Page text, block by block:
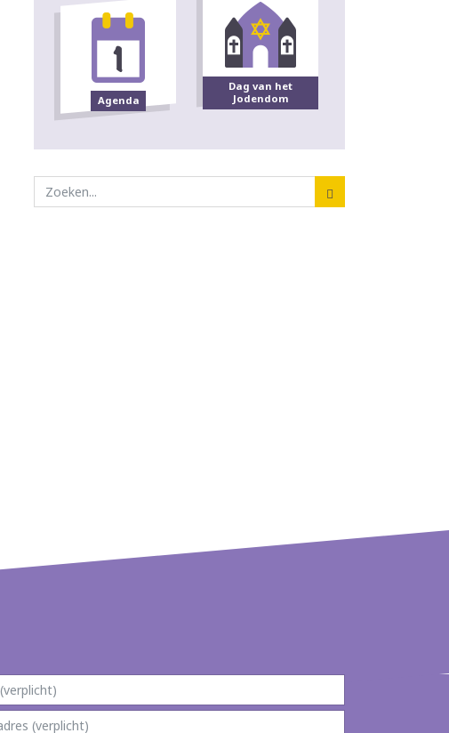
Agenda
Dag van het
Jodendom